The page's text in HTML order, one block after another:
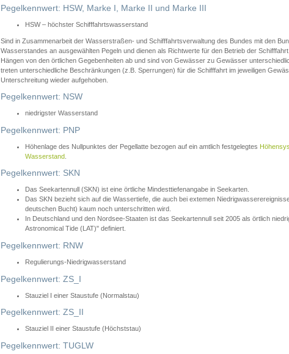
Pegelkennwert: HSW, Marke I, Marke II und Marke III
HSW – höchster Schifffahrtswasserstand
Sind in Zusammenarbeit der Wasserstraßen- und Schifffahrtsverwaltung des Bundes mit den
Wasserstandes an ausgewählten Pegeln und dienen als Richtwerte für den Betrieb der
Hängen von den örtlichen Gegebenheiten ab und sind von Gewässer zu Gewässer
treten unterschiedliche Beschränkungen (z.B. Sperrungen) für die Schifffahrt im jeweiligen
Unterschreitung wieder aufgehoben.
Pegelkennwert: NSW
niedrigster Wasserstand
Pegelkennwert: PNP
Höhenlage des Nullpunktes der Pegellatte bezogen auf ein amtlich festgelegtes
Wasserstand
Pegelkennwert: SKN
Das Seekartennull (SKN) ist eine örtliche Mindesttiefenangabe in Seekarten.
Das SKN bezieht sich auf die Wassertiefe, die auch bei extemen
deutschen Bucht) kaum noch unterschritten wird.
In Deutschland und den Nordsee-Staaten ist das Seekartennull seit 2005 als örtlich
Astronomical Tide (LAT)" definiert.
Pegelkennwert: RNW
Regulierungs-Niedrigwasserstand
Pegelkennwert: ZS_I
Stauziel I einer Staustufe (Normalstau)
Pegelkennwert: ZS_II
Stauziel II einer Staustufe (Höchststau)
Pegelkennwert: TUGLW